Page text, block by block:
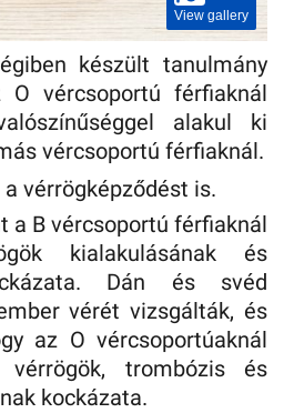
View gallery
készült tanulmány
vércsoportú férfiaknál
alakul ki
vércsoportú férfiaknál.
vérrögképződést is.
a B vércsoportú férfiaknál
kialakulásának és
Dán és svéd
vérét vizsgálták, és
az O vércsoportúaknál
trombózis és
kockázata.